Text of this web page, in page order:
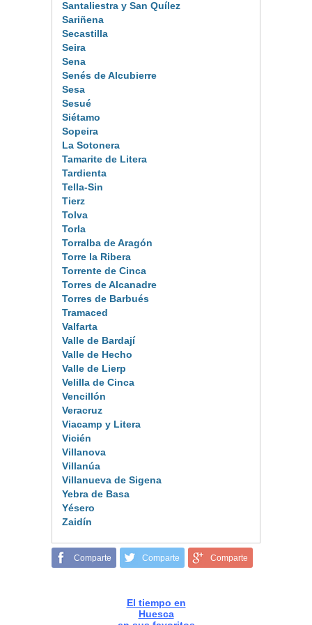
Santaliestra y San Quílez
Sariñena
Secastilla
Seira
Sena
Senés de Alcubierre
Sesa
Sesué
Siétamo
Sopeira
La Sotonera
Tamarite de Litera
Tardienta
Tella-Sin
Tierz
Tolva
Torla
Torralba de Aragón
Torre la Ribera
Torrente de Cinca
Torres de Alcanadre
Torres de Barbués
Tramaced
Valfarta
Valle de Bardají
Valle de Hecho
Valle de Lierp
Velilla de Cinca
Vencillón
Veracruz
Viacamp y Litera
Vicién
Villanova
Villanúa
Villanueva de Sigena
Yebra de Basa
Yésero
Zaidín
Comparte Comparte Comparte
El tiempo en
Huesca